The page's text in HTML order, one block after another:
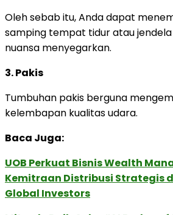
Oleh sebab itu, Anda dapat
samping tempat tidur atau
nuansa menyegarkan.
3. Pakis
Tumbuhan pakis berguna
kelembapan kualitas udara.
Baca Juga:
UOB Perkuat Bisnis Wealth
Kemitraan Distribusi Strategis
Global Investors